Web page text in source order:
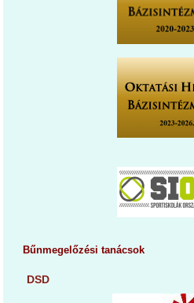
Bűnmegelőzési tanácsok
DSD